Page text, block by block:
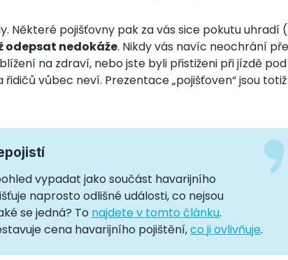
Některé pojišťovny pak za vás sice pokutu uhradí
odepsat nedokáže. Nikdy vás navíc neochrání
na zdraví, nebo jste byli přistiženi při jízdě
vůbec neví. Prezentace „pojišťoven“ jsou
vypadat jako součást havarijního
naprosto odlišné události, co nejsou
se jedná? To najdete v tomto článku.
cena havarijního pojištění,co ji ovlivňuje.